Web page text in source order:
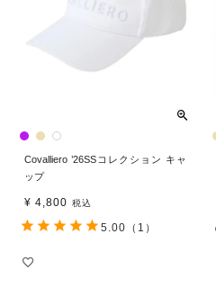
Covalliero ’26SSコレクション キャ
ップ
¥ 4,800 税込
5.00 （1）